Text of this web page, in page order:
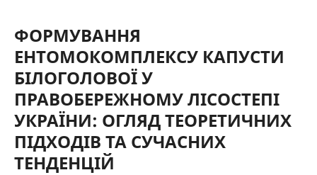
ФОРМУВАННЯ
ЕНТОМОКОМПЛЕКСУ КАПУСТИ
БІЛОГОЛОВОЇ У
ПРАВОБЕРЕЖНОМУ ЛІСОСТЕПІ
УКРАЇНИ: ОГЛЯД ТЕОРЕТИЧНИХ
ПІДХОДІВ ТА СУЧАСНИХ
ТЕНДЕНЦІЙ